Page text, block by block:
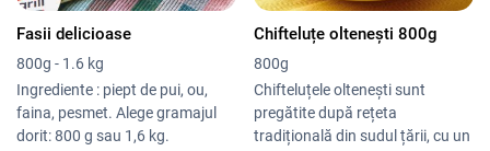
Fasii delicioase
800g - 1.6 kg
Ingrediente : piept de pui, ou,
faina, pesmet. Alege gramajul
dorit: 800 g sau 1,6 kg.
Chifteluțe oltenești 800g
800g
Chifteluțele oltenești sunt
pregătite după rețeta
tradițională din sudul țării, cu un